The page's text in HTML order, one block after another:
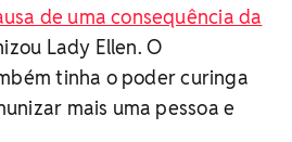
de uma consequência da
Lady Ellen. O
tinha o poder curinga
mais uma pessoa e